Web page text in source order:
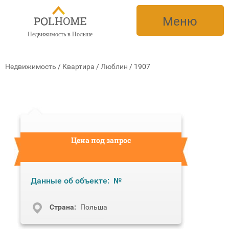
Недвижимость в Польше
Меню
Недвижимость / Квартира / Люблин / 1907
Цена под запрос
Данные об объекте: №
Cтрана: Польша